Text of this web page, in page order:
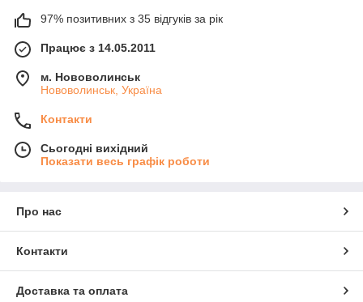
97% позитивних з 35 відгуків за рік
Працює з 14.05.2011
м. Нововолинськ
Нововолинськ, Україна
Контакти
Сьогодні вихідний
Показати весь графік роботи
Про нас
Контакти
Доставка та оплата